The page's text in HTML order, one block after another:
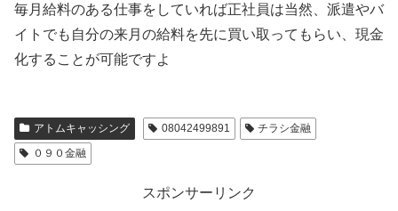
毎月給料のある仕事をしていれば正社員は当然、派遣やバ
イトでも自分の来月の給料を先に買い取ってもらい、現金
化することが可能ですよ
アトムキャッシング 08042499891
チラシ金融
０９０金融
スポンサーリンク